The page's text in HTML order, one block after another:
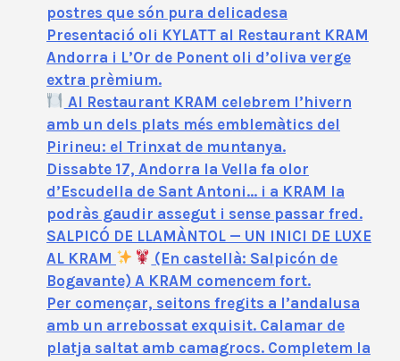
postres que són pura delicadesa
Presentació oli KYLATT al Restaurant KRAM
Andorra i L’Or de Ponent oli d’oliva verge
extra prèmium.
Al Restaurant KRAM celebrem l’hivern
amb un dels plats més emblemàtics del
Pirineu: el Trinxat de muntanya.
Dissabte 17, Andorra la Vella fa olor
d’Escudella de Sant Antoni… i a KRAM la
podràs gaudir assegut i sense passar fred.
SALPICÓ DE LLAMÀNTOL — UN INICI DE LUXE
AL KRAM
(En castellà: Salpicón de
Bogavante) A KRAM comencem fort.
Per començar, seitons fregits a l’andalusa
amb un arrebossat exquisit. Calamar de
platja saltat amb camagrocs. Completem la